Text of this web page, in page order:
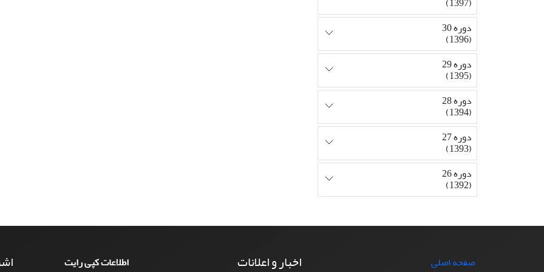
دوره 30
(1396)
دوره 29
(1395)
دوره 28
(1394)
دوره 27
(1393)
دوره 26
(1392)
صفحه اصلی
اخبار و اعلانات اطلاعات کپی رایت